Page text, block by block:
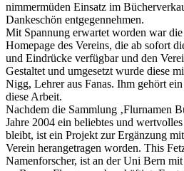
nimmermüden Einsatz im
Dankeschön entgegennehmen.
Mit Spannung erwartet worden war die
Homepage des Vereins, die ab sofort
und Eindrücke verfügbar und den
Gestaltet und umgesetzt wurde diese
Nigg, Lehrer aus Fanas. Ihm gehört
diese Arbeit.
Nachdem die Sammlung ‚Flurnamen
Jahre 2004 ein beliebtes und
bleibt, ist ein Projekt zur Ergänzung
Verein herangetragen worden. This
Namenforscher, ist an der Uni Bern